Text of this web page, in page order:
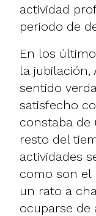
actividad
periodo de
En los
la jubilación,
sentido
satisfecho
constaba de
resto del
actividades
como son el
un rato a
ocuparse de